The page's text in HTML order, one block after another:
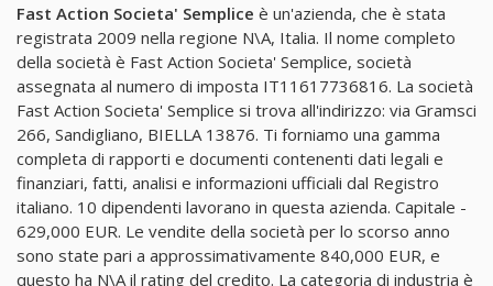
Fast Action Societa' Semplice è un'azienda, che è stata
registrata 2009 nella regione N\A, Italia. Il nome completo
della società è Fast Action Societa' Semplice, società
assegnata al numero di imposta IT11617736816. La società
Fast Action Societa' Semplice si trova all'indirizzo: via Gramsci
266, Sandigliano, BIELLA 13876. Ti forniamo una gamma
completa di rapporti e documenti contenenti dati legali e
finanziari, fatti, analisi e informazioni ufficiali dal Registro
italiano. 10 dipendenti lavorano in questa azienda. Capitale -
629,000 EUR. Le vendite della società per lo scorso anno
sono state pari a approssimativamente 840,000 EUR, e
questo ha N\A il rating del credito. La categoria di industria è